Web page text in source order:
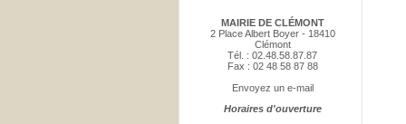
MAIRIE DE CLÉMONT
2 Place Albert Boyer - 18410
Clémont
Tél. : 02.48.58.87.87
Fax : 02 48 58 87 88
Envoyez un e-mail
Horaires d'ouverture